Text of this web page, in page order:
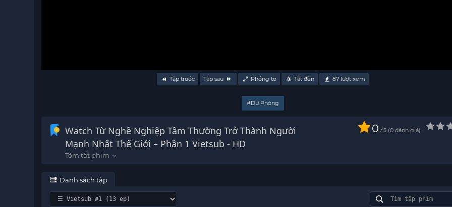
Tập trước Tập sau Phóng to Tắt đèn 87lượt xem
#Dự Phòng
Watch Từ Nghề Nghiệp Tầm Thường Trở Thành Người
Mạnh Nhất Thế Giới – Phần 1 Vietsub - HD
0 / 5 0 đánh giá
Danh sách tập